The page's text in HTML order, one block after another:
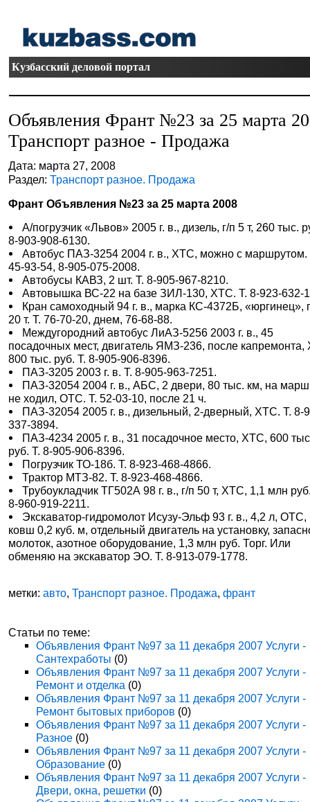
Кузбасский деловой портал
Объявления Франт №23 за 25 марта
Транспорт разное - Продажа
Дата: марта 27, 2008
Раздел:Транспорт разное. Продажа
Франт Объявления №23 за 25 марта 2008
А/погрузчик «Львов» 2005 г. в., дизель, г/п 5 т, 260 тыс.
8-903-908-6130.
Автобус ПАЗ-3254 2004 г. в., ХТС, можно с маршрутом.
45-93-54, 8-905-075-2008.
Автобусы КАВЗ, 2 шт. Т. 8-905-967-8210.
Автовышка ВС-22 на базе ЗИЛ-130, ХТС. Т. 8-923-632-
Кран самоходный 94 г. в., марка КС-4372Б, «юргинец»,
20 т. Т. 76-70-20, днем, 76-68-88.
Междугородний автобус ЛиАЗ-5256 2003 г. в., 45
посадочных мест, двигатель ЯМЗ-236, после
800 тыс. руб. Т. 8-905-906-8396.
ПАЗ-3205 2003 г. в. Т. 8-905-963-7251.
ПАЗ-32054 2004 г. в., АБС, 2 двери, 80 тыс. км, на
не ходил, ОТС. Т. 52-03-10, после 21 ч.
ПАЗ-32054 2005 г. в., дизельный, 2-дверный, ХТС. Т. 8-
337-3894.
ПАЗ-4234 2005 г. в., 31 посадочное место, ХТС, 600
руб. Т. 8-905-906-8396.
Погрузчик ТО-18б. Т. 8-923-468-4866.
Трактор МТЗ-82. Т. 8-923-468-4866.
Трубоукладчик ТГ502А 98 г. в., г/п 50 т, ХТС, 1,1 млн
8-960-919-2211.
Экскаватор-гидромолот Исузу-Эльф 93 г. в., 4,2 л, ОТС,
ковш 0,2 куб. м, отдельный двигатель на установку,
молоток, азотное оборудование, 1,3 млн руб. Торг. Или
обменяю на экскаватор ЭО. Т. 8-913-079-1778.
метки:авто,Транспорт разное. Продажа,франт
Статьи по теме:
Объявления Франт №97 за 11 декабря 2007 Услуги -
Сантехработы (0)
Объявления Франт №97 за 11 декабря 2007 Услуги -
Ремонт и отделка (0)
Объявления Франт №97 за 11 декабря 2007 Услуги -
Ремонт бытовых приборов (0)
Объявления Франт №97 за 11 декабря 2007 Услуги -
Разное (0)
Объявления Франт №97 за 11 декабря 2007 Услуги -
Образование (0)
Объявления Франт №97 за 11 декабря 2007 Услуги -
Двери, окна, решетки (0)